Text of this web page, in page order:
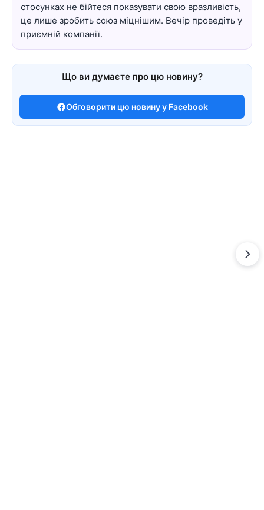
стосунках не бійтеся показувати свою вразливість,
це лише зробить союз міцнішим. Вечір проведіть у
приємній компанії.
Що ви думаєте про цю новину?
Обговорити цю новину у Facebook